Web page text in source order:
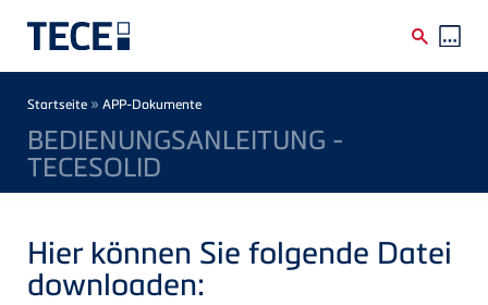
Breadcrumb
Startseite » APP-Dokumente
BEDIENUNGSANLEITUNG -
TECESOLID
Hier können Sie folgende Datei
downloaden: